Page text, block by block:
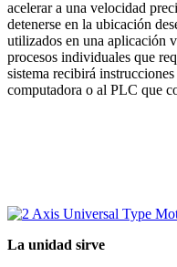
acelerar a una velocidad
detenerse en la ubicación
utilizados en una aplicación
procesos individuales que
sistema recibirá
computadora o al PLC que
La unidad sirve